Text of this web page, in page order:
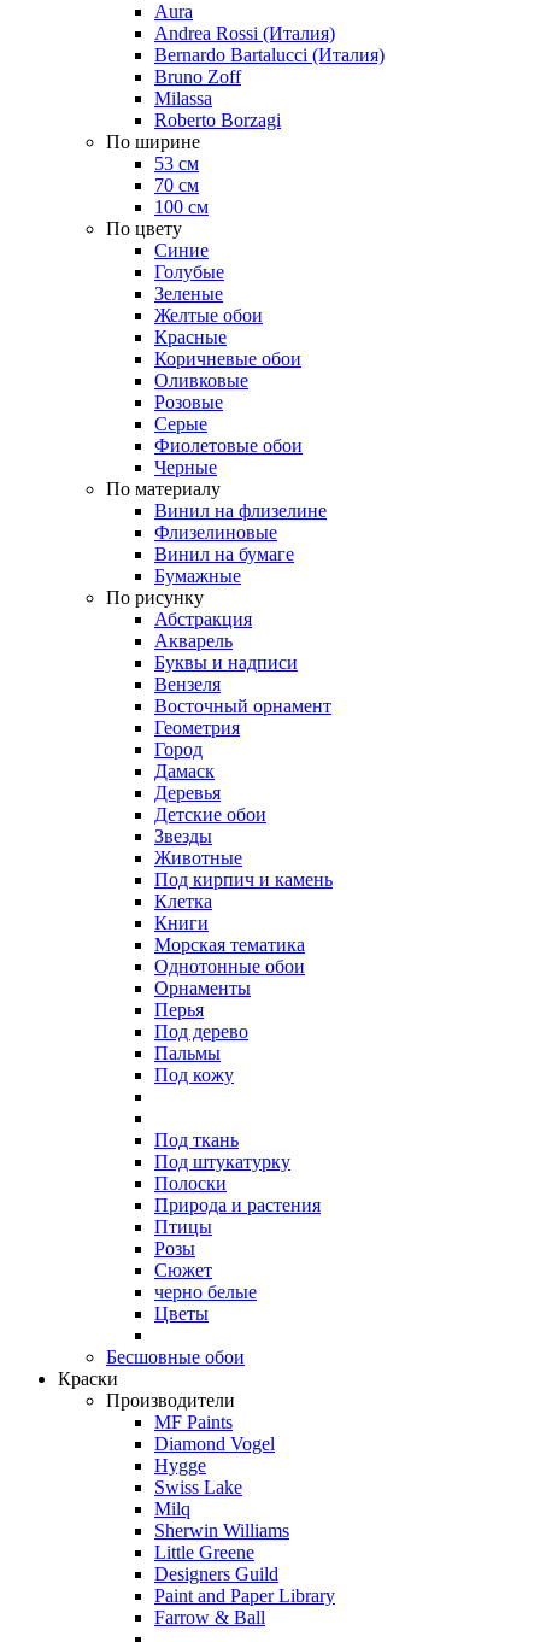
Aura
Andrea Rossi (Италия)
Bernardo Bartalucci (Италия)
Bruno Zoff
Milassa
Roberto Borzagi
По ширине
53 см
70 см
100 см
По цвету
Синие
Голубые
Зеленые
Желтые обои
Красные
Коричневые обои
Оливковые
Розовые
Серые
Фиолетовые обои
Черные
По материалу
Винил на флизелине
Флизелиновые
Винил на бумаге
Бумажные
По рисунку
Абстракция
Акварель
Буквы и надписи
Вензеля
Восточный орнамент
Геометрия
Город
Дамаск
Деревья
Детские обои
Звезды
Животные
Под кирпич и камень
Клетка
Книги
Морская тематика
Однотонные обои
Орнаменты
Перья
Под дерево
Пальмы
Под кожу
Под ткань
Под штукатурку
Полоски
Природа и растения
Птицы
Розы
Сюжет
черно белые
Цветы
Бесшовные обои
Краски
Производители
MF Paints
Diamond Vogel
Hygge
Swiss Lake
Milq
Sherwin Williams
Little Greene
Designers Guild
Paint and Paper Library
Farrow & Ball